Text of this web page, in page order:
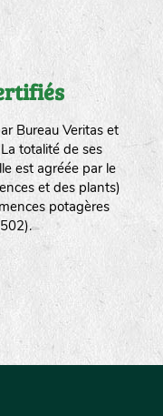
Bureau Veritas et
totalité de ses
est agréée par le
et des plants)
potagères